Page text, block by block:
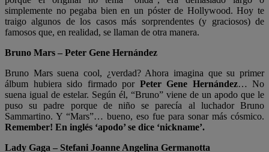
simplemente no pegaba bien en un póster de Hollywood. Hoy te
traigo algunos de los casos más sorprendentes (y graciosos) de
famosos que, en realidad, se llaman de otra manera.
Bruno Mars – Peter Gene Hernández
Bruno Mars suena cool, ¿verdad? Ahora imagina que su primer
álbum hubiera sido firmado por Peter Gene Hernández… No
suena igual de estelar. Según él, “Bruno” viene de un apodo que le
puso su padre porque de niño se parecía al luchador Bruno
Sammartino. Y “Mars”… bueno, eso fue para sonar más cósmico.
Remember! En inglés ‘apodo’ se dice ‘nickname’.
Lady Gaga – Stefani Joanne Angelina Germanotta